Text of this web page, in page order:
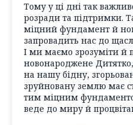
Тому у ці дні так
розради та підтримки.
міцний фундамент й
запровадить нас до
І ми маємо зрозуміти й
новонароджене
на нашу бідну,
зруйновану землю має
тим міцним
веде до миру й